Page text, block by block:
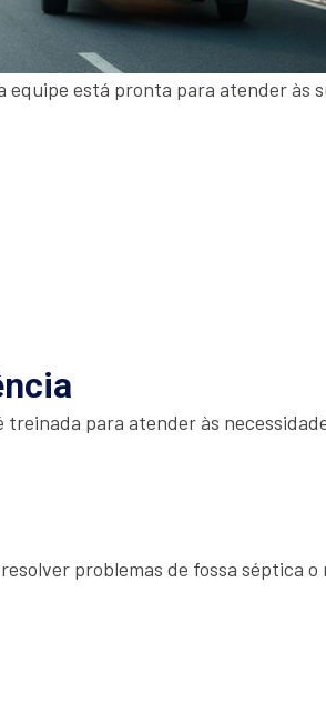
equipe está pronta para atender às
treinada para atender às
problemas de fossa séptica o